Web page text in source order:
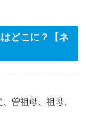
どこに？【ネ
曽祖母、祖母、